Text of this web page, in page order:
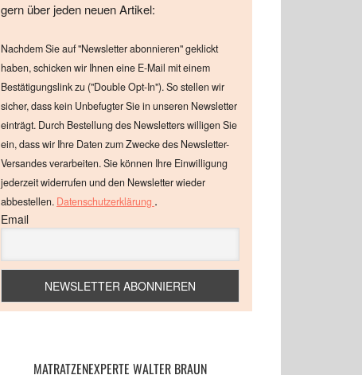
gern über jeden neuen Artikel:
Nachdem Sie auf "Newsletter abonnieren" geklickt
haben, schicken wir Ihnen eine E-Mail mit einem
Bestätigungslink zu ("Double Opt-In"). So stellen wir
sicher, dass kein Unbefugter Sie in unseren Newsletter
einträgt. Durch Bestellung des Newsletters willigen Sie
ein, dass wir Ihre Daten zum Zwecke des Newsletter-
Versandes verarbeiten. Sie können Ihre Einwilligung
jederzeit widerrufen und den Newsletter wieder
abbestellen. Datenschutzerklärung .
Email
MATRATZENEXPERTE WALTER BRAUN